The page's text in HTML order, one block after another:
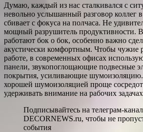
Думаю, каждый из нас сталкивался с
невольно услышанный разговор коллег
сбивает с фокуса на полчаса. Не
мощный разрушитель продуктивности.
работают бок о бок, особенно важно
акустически комфортным. Чтобы чужие
работе, в современных офисах
панели, звукопоглощающие подвесные
покрытия, усиливающие шумоизоляцию.
хорошей шумоизоляцией проще
удерживать внимание на рабочих
Подписывайтесь на телеграм-канал
DECORNEWS.ru, чтобы не
события